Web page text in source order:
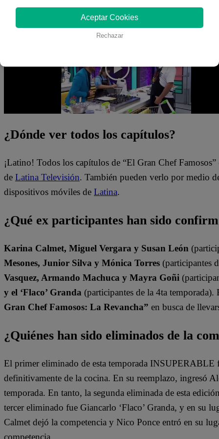
importante reto de preparar una “Black Velvet”. Sin
grupal todos tendrán que obtener la aprobación del
¿Dónde ver todos los capítulos?
¡Latino! Todos los capítulos de “El Gran Chef
de Latina Televisión. También pueden verlo por medio
dispositivos móviles de Latina.
¿Qué ex participantes han sido
Karina Calmet, Miguel Vergara y Susan León
Mesones, Junior Silva y Mónica Torres (participantes
Vasquez, Armando Machuca y Mayra Goñi
y el ‘Flaco’ Granda (participantes de la 4ta temporada).
Gran Chef Famosos: La Revancha” en busca de
¿Quiénes han sido eliminados de la
El primer eliminado de esta temporada INSUPERABLE
definitivamente de la cocina. En su reemplazo, ingresó
temporada. En tanto, la segunda eliminada de esta
tercer eliminado fue Giancarlo ‘Flaco’ Granda, y en su
Calmet dejó la competencia y Nico Ponce entró en su
Aceptar Cookies
Rechazar